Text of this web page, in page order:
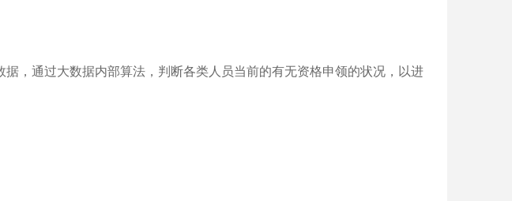
，通过大数据内部算法，判断各类人员当前的有无资格申领的状况，以进